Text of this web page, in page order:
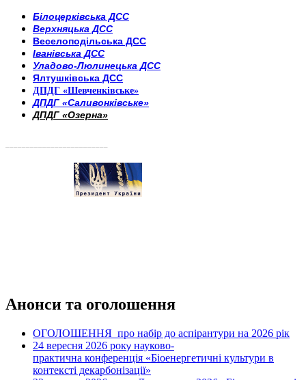
Білоцерківська ДСС
Верхняцька ДСС
Веселоподільська ДСС
Іванівська ДСС
Уладово-Люлинецька ДСС
Ялтушківська ДСС
ДПДГ «Шевченківське»
ДПДГ «Саливонківське»
ДПДГ «Озерна»
Анонси та оголошення
ОГОЛОШЕННЯ про набір до аспірантури на 2026 рік
24 вересня 2026 року науково-
практична конференція «Біоенергетичні культури в
контексті декарбонізації»